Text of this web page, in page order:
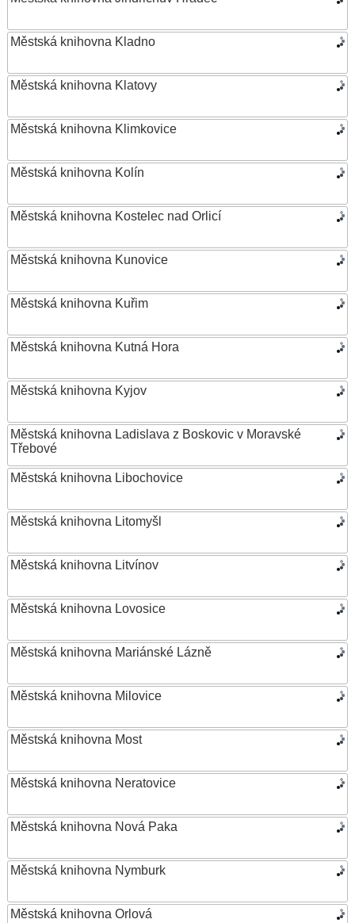
Městská knihovna Kladno
Městská knihovna Klatovy
Městská knihovna Klimkovice
Městská knihovna Kolín
Městská knihovna Kostelec nad Orlicí
Městská knihovna Kunovice
Městská knihovna Kuřim
Městská knihovna Kutná Hora
Městská knihovna Kyjov
Městská knihovna Ladislava z Boskovic v Moravské
Třebové
Městská knihovna Libochovice
Městská knihovna Litomyšl
Městská knihovna Litvínov
Městská knihovna Lovosice
Městská knihovna Mariánské Lázně
Městská knihovna Milovice
Městská knihovna Most
Městská knihovna Neratovice
Městská knihovna Nová Paka
Městská knihovna Nymburk
Městská knihovna Orlová